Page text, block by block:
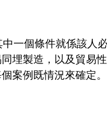
埋製造，以及貿易性
案例既情況來確定。